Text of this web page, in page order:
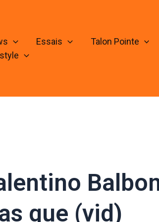
Essais Talon Pointe
que (vid)